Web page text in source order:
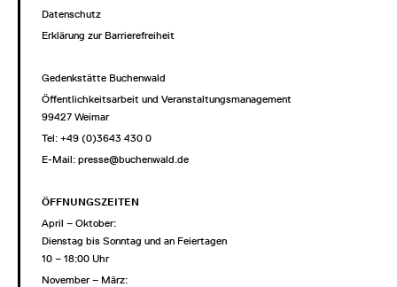
Datenschutz
Erklärung zur Barrierefreiheit
Gedenkstätte Buchenwald
Öffentlichkeitsarbeit und Veranstaltungsmanagement
99427 Weimar
Tel: +49 (0)3643 430 0
E-Mail: presse@buchenwald.de
ÖFFNUNGSZEITEN
April – Oktober:
Dienstag bis Sonntag und an Feiertagen
10 – 18:00 Uhr
November – März: